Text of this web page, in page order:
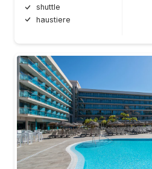
shuttle
haustiere